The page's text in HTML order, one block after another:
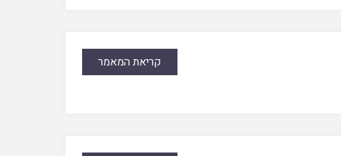
קריאת המאמר